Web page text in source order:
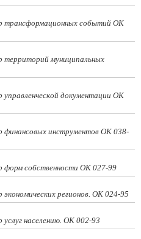
трансформационных событий ОК
территорий муниципальных
документации ОК
инструментов OK 038-
форм собственности ОК 027-99
регионов. ОК 024-95
населению. ОК 002-93